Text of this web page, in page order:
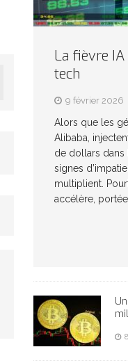
La fièvre
tech
9 février 2026
Alors que les
Alibaba,
de dollars dans
signes
multiplient.
accélère, portée